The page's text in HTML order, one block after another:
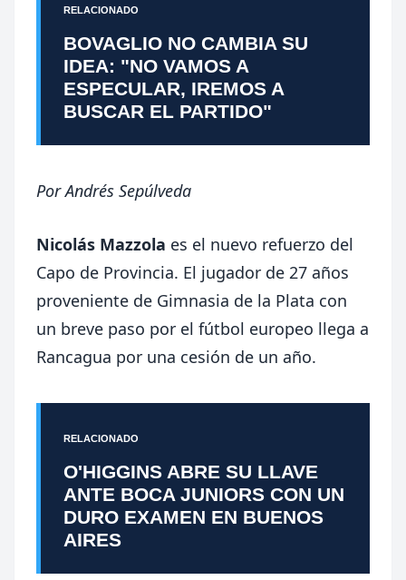
RELACIONADO
BOVAGLIO NO CAMBIA SU
IDEA: "NO VAMOS A
ESPECULAR, IREMOS A
BUSCAR EL PARTIDO"
PorAndrés Sepúlveda
Nicolás Mazzola es el nuevo refuerzo del
Capo de Provincia. El jugador de 27 años
proveniente de Gimnasia de la Plata con
un breve paso por el fútbol europeo llega a
Rancagua por una cesión de un año.
RELACIONADO
O'HIGGINS ABRE SU LLAVE
ANTE BOCA JUNIORS CON UN
DURO EXAMEN EN BUENOS
AIRES